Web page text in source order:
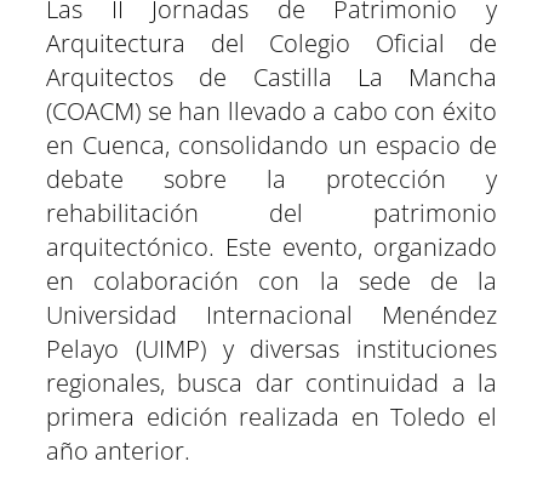
r
t
i
r
e
n
t
t
e
r
)
a
r
i
r
e
b
o
o
k
a
r
t
e
n
s
p
r
t
i
r
e
n
r
a
m
a
r
t
e
n
e
r
e
r
t
i
r
e
n
d
I
n
Las II Jornadas de Patrimonio y
Arquitectura del Colegio Oficial de
Arquitectos de Castilla La Mancha
(COACM) se han llevado a cabo con éxito
en Cuenca, consolidando un espacio de
debate sobre la protección y
rehabilitación del patrimonio
arquitectónico. Este evento, organizado
en colaboración con la sede de la
Universidad Internacional Menéndez
Pelayo (UIMP) y diversas instituciones
regionales, busca dar continuidad a la
primera edición realizada en Toledo el
año anterior.